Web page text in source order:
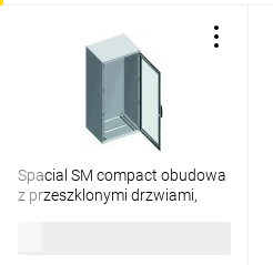
Spacial SM compact obudowa
z przeszklonymi drzwiami,